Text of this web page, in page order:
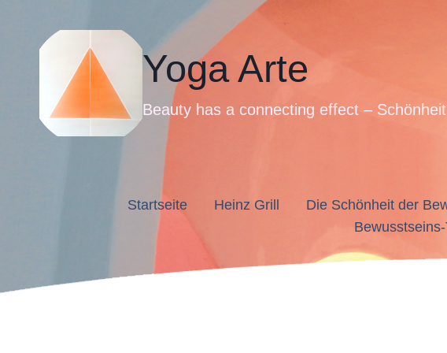
Yoga Arte
Beauty has a connecting effect –
Startseite Heinz Grill Die Schönheit der